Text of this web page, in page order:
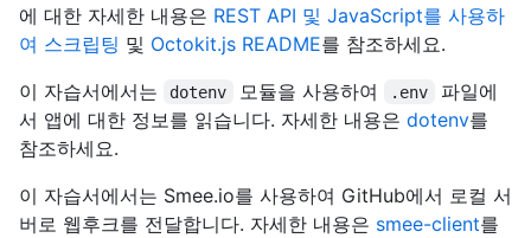
에 대한 자세한 내용은 REST API 및 JavaScript를 사용하
여 스크립팅 및 Octokit.js README를 참조하세요.
이 자습서에서는
dotenv 모듈을 사용하여 .env
파일에
서 앱에 대한 정보를 읽습니다. 자세한 내용은 dotenv를
참조하세요.
이 자습서에서는 Smee.io를 사용하여 GitHub에서 로컬 서
버로 웹후크를 전달합니다. 자세한 내용은 smee-client를